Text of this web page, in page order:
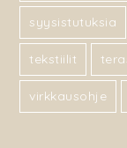
syysistutuksia
tekstiilit
virkkausohje